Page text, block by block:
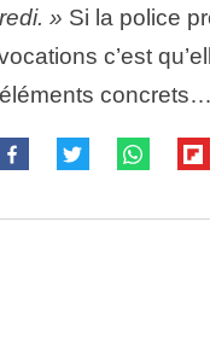
» Si la police
c’est